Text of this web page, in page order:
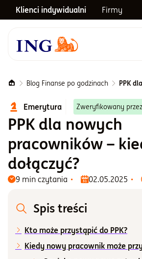
Klienci indywidualni Firmy
Menu główne
Notowania
Emerytura
Inwestycje
Blog
Centrum pomocy
Informacje i dokumenty
Blog Finanse po godzinach PPK
Emerytura Zweryfikowany
PPK dla nowych
pracowników –
dołączyć?
9 min czytania 02.05.2025
Spis treści
Kto może przystąpić do PPK?
Kiedy nowy pracownik może